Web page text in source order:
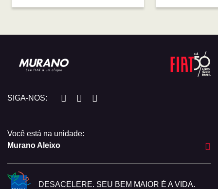
SIGA-NOS:
Você está na unidade:
Murano Aleixo
DESACELERE. SEU BEM MAIOR É A VIDA.